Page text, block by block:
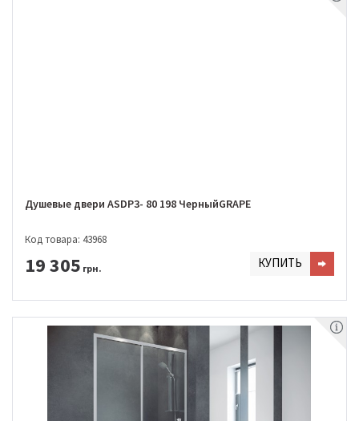
Душевые двери ASDP3- 80 198 ЧерныйGRAPE
Код товара: 43968
19 305 грн. КУПИТЬ